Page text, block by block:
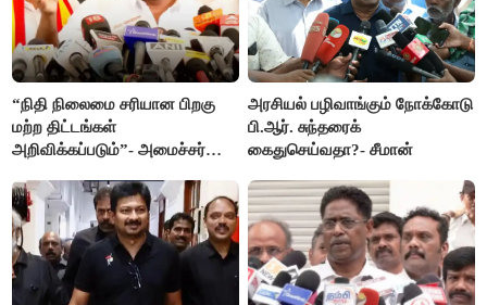
“நிதி நிலைமை சரியான பிறகு
மற்ற திட்டங்கள்
அறிவிக்கப்படும்”- அமைச்சர்
அரசியல் பழிவாங்கும் நோக்கோடு
பி.ஆர். சுந்தரைக்
கைதுசெய்வதா?- சீமான்